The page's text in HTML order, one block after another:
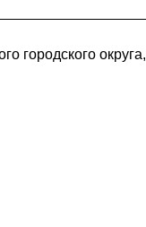
городского